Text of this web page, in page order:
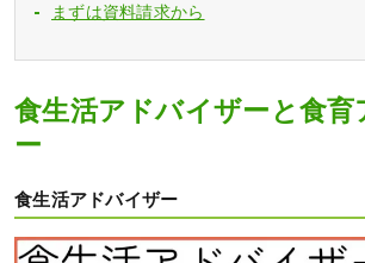
まずは資料請求から
食生活アドバイザーと食育
ー
食生活アドバイザー